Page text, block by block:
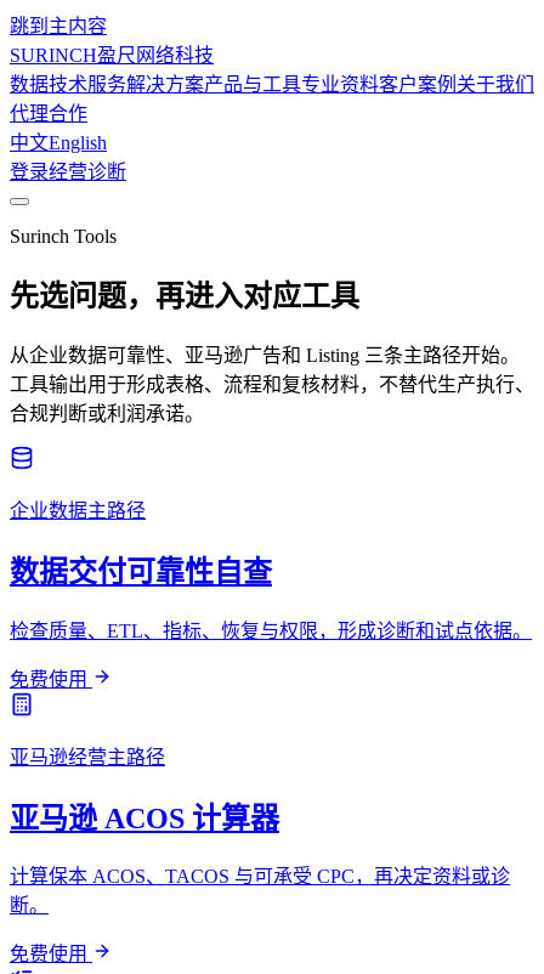
跳到主内容
SURINCH盈尺网络科技
数据技术服务解决方案产品与工具专业资料客户案例 关于我们
代理合作
中文English
登录经营诊断
Surinch Tools
先选问题，再进入对应工具
从企业数据可靠性、亚马逊广告和 Listing 三条主路径开始。
工具输出用于形成表格、流程和复核材料，不替代生产执行、
合规判断或利润承诺。
企业数据主路径
数据交付可靠性自查
检查质量、ETL、指标、恢复与权限，形成诊断和试点依据。
免费使用
亚马逊经营主路径
亚马逊 ACOS 计算器
计算保本 ACOS、TACOS 与可承受 CPC，再决定资料或诊
断。
免费使用